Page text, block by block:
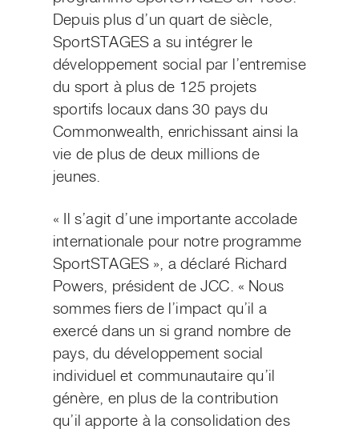
Depuis plus d’un quart de siècle,
SportSTAGES a su intégrer le
développement social par l’entremise
du sport à plus de 125 projets
sportifs locaux dans 30 pays du
Commonwealth, enrichissant ainsi la
vie de plus de deux millions de
jeunes.
« Il s’agit d’une importante accolade
internationale pour notre programme
SportSTAGES », a déclaré Richard
Powers, président de JCC. « Nous
sommes fiers de l’impact qu’il a
exercé dans un si grand nombre de
pays, du développement social
individuel et communautaire qu’il
génère, en plus de la contribution
qu’il apporte à la consolidation des